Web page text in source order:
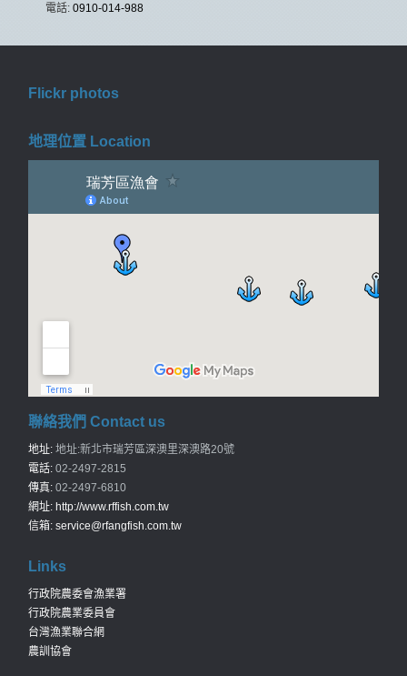
電話: 0910-014-988
Flickr photos
地理位置 Location
聯絡我們 Contact us
地址: 地址:新北市瑞芳區深澳里深澳路20號
電話: 02-2497-2815
傳真: 02-2497-6810
網址: http://www.rffish.com.tw
信箱: service@rfangfish.com.tw
Links
行政院農委會漁業署
行政院農業委員會
台灣漁業聯合網
農訓協會